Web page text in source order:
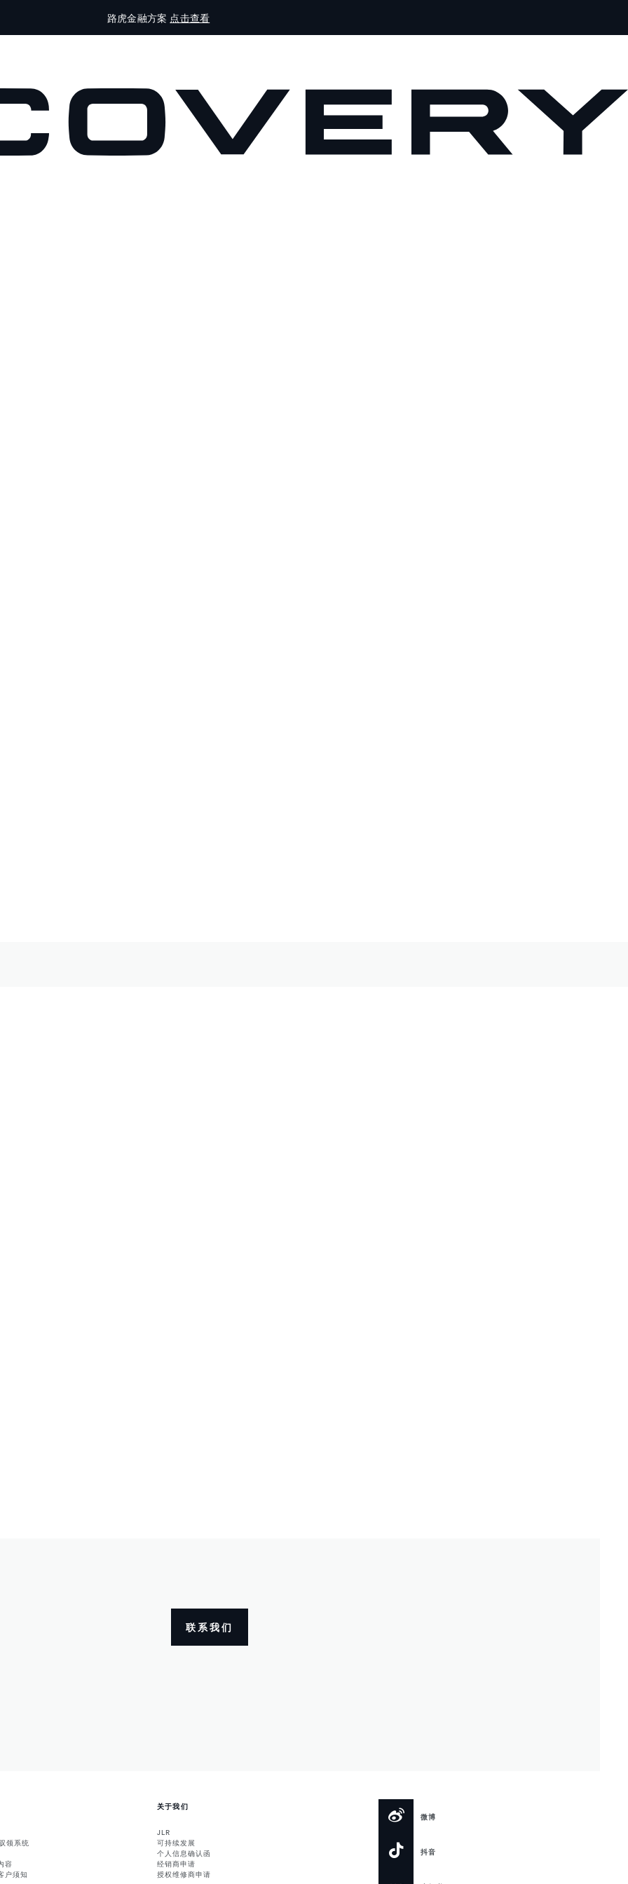
路虎金融方案 点击查看
联系我们
领系统
容
户须知
关于我们
JLR
可持续发展
个人信息确认函
经销商申请
授权维修商申请
微博
抖音